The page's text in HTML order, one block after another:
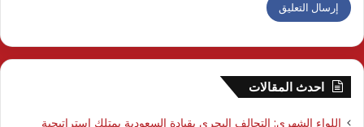
احدث المقالات
اللواء الشهري: التحالف البحري بقيادة السعودية يمتلك استراتيجية